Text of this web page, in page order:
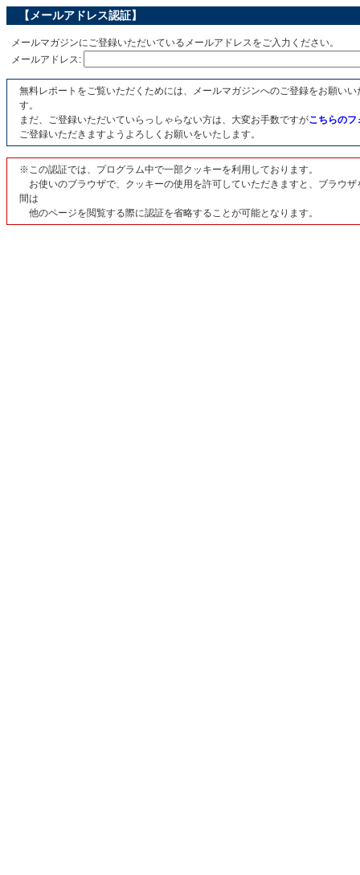
【メールアドレス認証】
メールマガジンにご登録いただいているメールアドレスをご入力ください。
メールアドレス:
無料レポートをご覧いただくためには、メールマガジンへのご登録をお願いい
す。
まだ、ご登録いただいていらっしゃらない方は、大変お手数ですがこちらのフ
ご登録いただきますようよろしくお願いをいたします。
※この認証では、プログラム中で一部クッキーを利用しております。
お使いのブラウザで、クッキーの使用を許可していただきますと、ブラウザ
間は
他のページを閲覧する際に認証を省略することが可能となります。